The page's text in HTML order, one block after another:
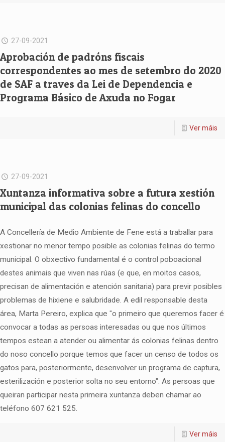
27-09-2021
Aprobación de padróns fiscais
correspondentes ao mes de setembro do 2020
de SAF a traves da Lei de Dependencia e
Programa Básico de Axuda no Fogar
Ver máis
27-09-2021
Xuntanza informativa sobre a futura xestión
municipal das colonias felinas do concello
A Concellería de Medio Ambiente de Fene está a traballar para
xestionar no menor tempo posible as colonias felinas do termo
municipal. O obxectivo fundamental é o control poboacional
destes animais que viven nas rúas (e que, en moitos casos,
precisan de alimentación e atención sanitaria) para previr posibles
problemas de hixiene e salubridade. A edil responsable desta
área, Marta Pereiro, explica que "o primeiro que queremos facer é
convocar a todas as persoas interesadas ou que nos últimos
tempos estean a atender ou alimentar ás colonias felinas dentro
do noso concello porque temos que facer un censo de todos os
gatos para, posteriormente, desenvolver un programa de captura,
esterilización e posterior solta no seu entorno". As persoas que
queiran participar nesta primeira xuntanza deben chamar ao
teléfono 607 621 525.
Ver máis